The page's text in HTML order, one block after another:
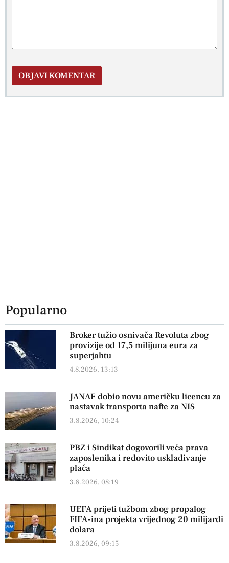
Popularno
Broker tužio osnivača Revoluta zbog
provizije od 17,5 milijuna eura za
superjahtu
4.8.2026, 13:13
JANAF dobio novu američku licencu za
nastavak transporta nafte za NIS
3.8.2026, 10:24
PBZ i Sindikat dogovorili veća prava
zaposlenika i redovito usklađivanje
plaća
3.8.2026, 08:19
UEFA prijeti tužbom zbog propalog
FIFA-ina projekta vrijednog 20 milijardi
dolara
3.8.2026, 09:15